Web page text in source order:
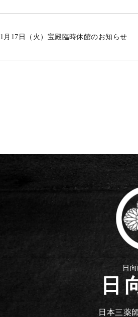
1月17日（火）宝殿臨時休館のお知らせ
日
日
日本三薬